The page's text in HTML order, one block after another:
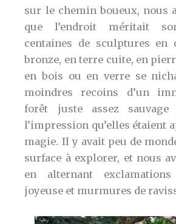
sur le chemin boueux, nous
que l’endroit méritait
centaines de sculptures en
bronze, en terre cuite, en
en bois ou en verre se
moindres recoins d’un
forêt juste assez
l’impression qu’elles étaient
magie. Il y avait peu de
surface à explorer, et nous
en alternant
joyeuse et murmures de